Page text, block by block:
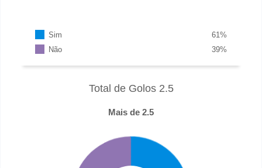
Sim %
61
Não
%
39
Total de Golos 2.5
Mais de 2.5